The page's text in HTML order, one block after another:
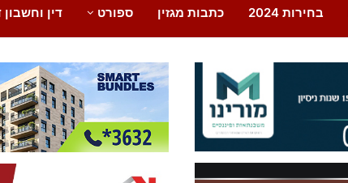
בחירות 2024 כתבות מגזין ספורט דין וחשבון